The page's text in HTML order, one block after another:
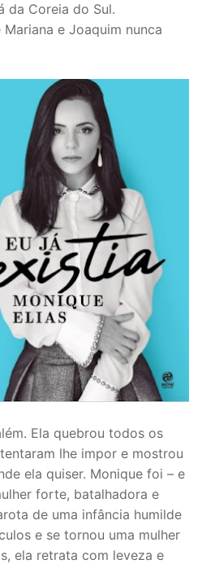
da Coreia do Sul.
e Joaquim nunca
Ela quebrou todos os
lhe impor e mostrou
ela quiser. Monique foi – e
forte, batalhadora e
de uma infância humilde
e se tornou uma mulher
ela retrata com leveza e